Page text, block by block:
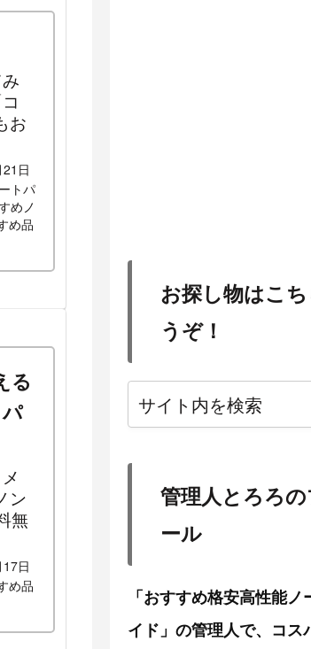
お
日
トパ
めノ
め品
る
ン
無
日
め品
お探し物はこ
うぞ！
管理人とろろ
ール
「おすすめ格安高性能
イド」の管理人で、コス